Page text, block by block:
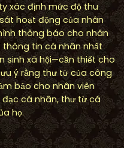
xác định mức độ thu
hoạt động của nhân
thông báo cho nhân
thông tin cá nhân nhất
sinh xã hội—cần thiết cho
ý rằng thư từ của công
bảo cho nhân viên
đạc cá nhân, thư từ cá
họ.